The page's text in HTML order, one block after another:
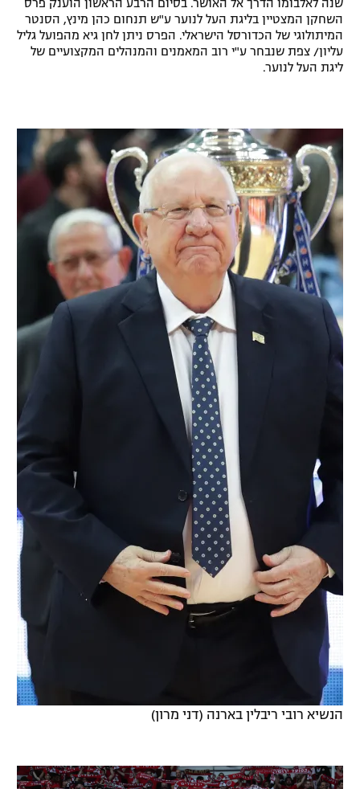
שנה לאלבומו הדרך אל האושר. בסיום הרבע הראשון הוענק פרס
השחקן המצטיין בליגת העל לנוער ע"ש תנחום כהן מינץ, הסנטר
המיתולוגי של הכדורסל הישראלי. הפרס ניתן לחן גיא מהפועל גליל
עליון/ צפת שנבחר ע"י רוב המאמנים והמנהלים המקצועיים של
ליגת העל לנוער.
הנשיא רובי ריבלין בארנה (דני מרון)